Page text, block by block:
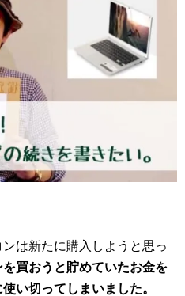
は新たに購入しようと思っ
を買おうと貯めていたお金を
い切ってしまいました。